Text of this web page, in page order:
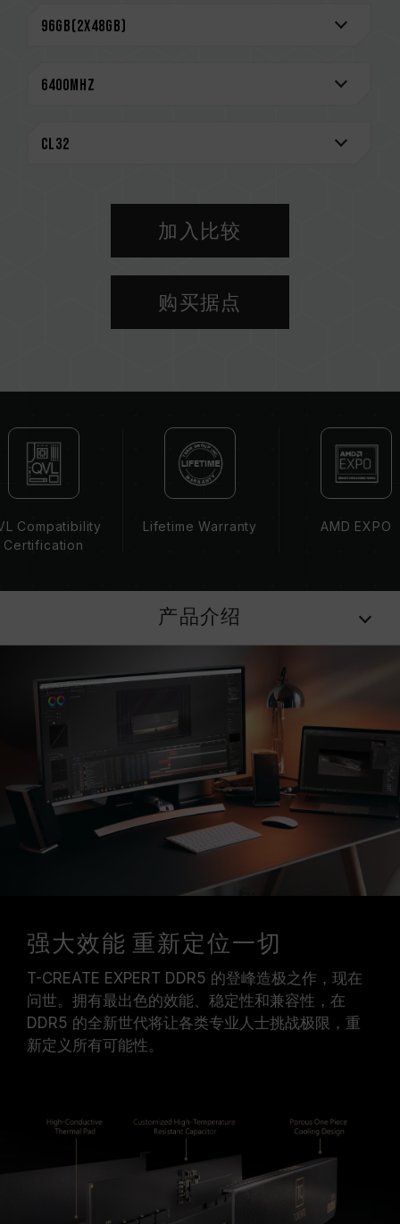
兼容平台完整信息，可至
进一步了
性列表。
不稳定或不开机。
CPU 內存控制器(IMC)的体质以及当前使用的主
板 BIOS 版本皆可能会影响內存运作频率。
内存的最终运行频率取决于系统 BIOS 设定及主
（JEDEC 标准）运行，如 DDR5-4800 (或更
XMP 3.0 / EXPO 需由使用者手动启用，部分主
板可能无法达到标示频率，最终运行频率受限于系
统设定。
超频行为（如启用 XMP 3.0 / EXPO 设定）属于
超频导致系统不稳定，请回复 BIOS 默认值。
（XMP 3.0 / EXPO），否则内存可能无法达到标
示的超频频率。
十铨科技的内存模块皆在正常电压情况下进行验
证，若有处理器或主板故障状况，请联系处理器或
主板相关售后服务。
加入比较
购买据点
Compatibility
Certification
Lifetime Warranty AMD EXPO
产品介绍
强大效能 重新定位一切
T-CREATE EXPERT DDR5 的登峰造极之作，现在
问世。拥有最出色的效能、稳定性和兼容性，在
DDR5 的全新世代将让各类专业人士挑战极限，重
新定义所有可能性。